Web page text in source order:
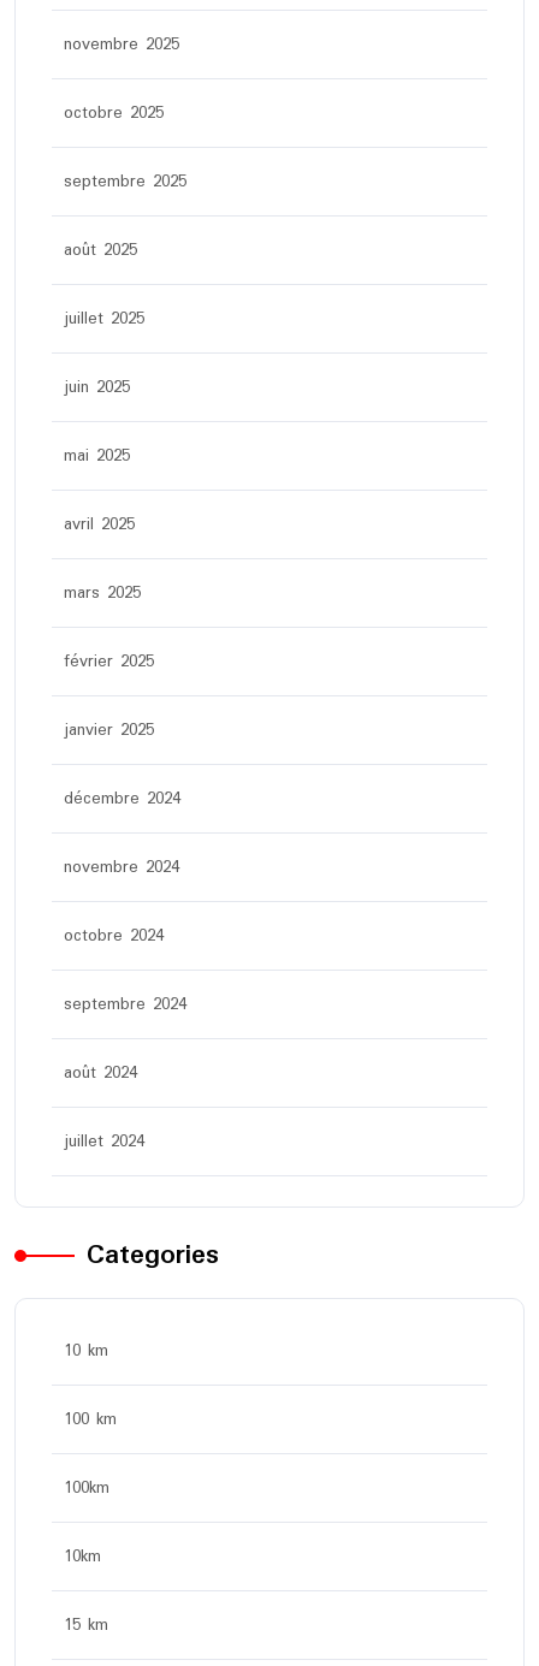
novembre 2025
octobre 2025
septembre 2025
août 2025
juillet 2025
juin 2025
mai 2025
avril 2025
mars 2025
février 2025
janvier 2025
décembre 2024
novembre 2024
octobre 2024
septembre 2024
août 2024
juillet 2024
Categories
10 km
100 km
100km
10km
15 km